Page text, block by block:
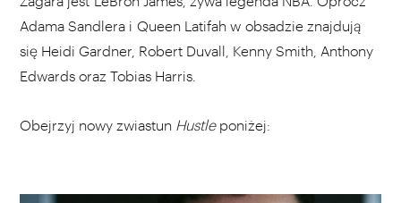
Adama Sandlera i Queen Latifah w obsadzie znajdują
się Heidi Gardner, Robert Duvall, Kenny Smith, Anthony
Edwards oraz Tobias Harris.
Obejrzyj nowy zwiastun Hustleponiżej: